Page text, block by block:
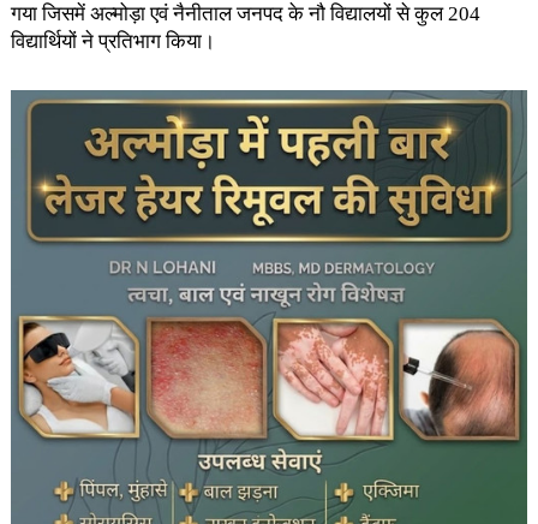
गया जिसमें अल्मोड़ा एवं नैनीताल जनपद के नौ विद्यालयों से कुल 204
विद्यार्थियों ने प्रतिभाग किया।